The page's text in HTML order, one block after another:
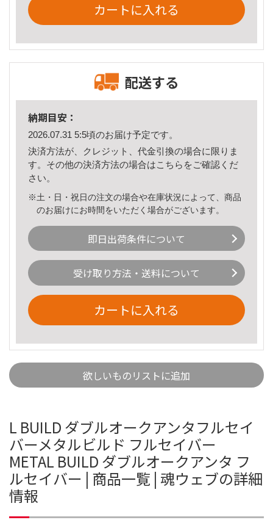
カートに入れる
配送する
納期目安：
2026.07.31 5:5頃のお届け予定です。
決済方法が、クレジット、代金引換の場合に限りま
す。その他の決済方法の場合はこちら をご確認くだ
さい。
※土・日・祝日の注文の場合や在庫状況によって、商品
のお届けにお時間をいただく場合がございます。
即日出荷条件について
受け取り方法・送料について
カートに入れる
欲しいものリストに追加
L BUILD ダブルオークアンタフルセイ
バーメタルビルド フルセイバー
METAL BUILD ダブルオークアンタ フ
ルセイバー | 商品一覧 | 魂ウェブの詳細
情報